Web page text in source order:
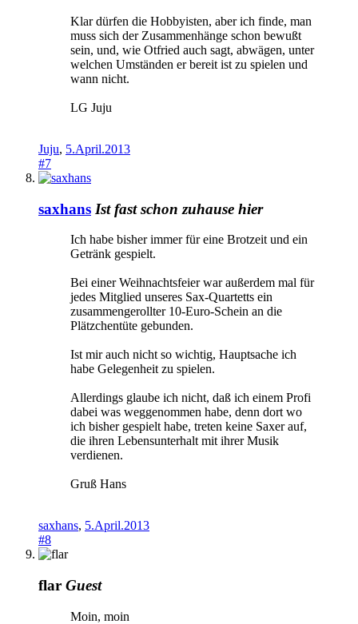
Klar dürfen die Hobbyisten, aber ich finde, man
muss sich der Zusammenhänge schon bewußt
sein, und, wie Otfried auch sagt, abwägen, unter
welchen Umständen er bereit ist zu spielen und
wann nicht.
LG Juju
Juju, 5.April.2013
#7
saxhans Ist fast schon zuhause hier
Ich habe bisher immer für eine Brotzeit und ein
Getränk gespielt.
Bei einer Weihnachtsfeier war außerdem mal für
jedes Mitglied unseres Sax-Quartetts ein
zusammengerollter 10-Euro-Schein an die
Plätzchentüte gebunden.
Ist mir auch nicht so wichtig, Hauptsache ich
habe Gelegenheit zu spielen.
Allerdings glaube ich nicht, daß ich einem Profi
dabei was weggenommen habe, denn dort wo
ich bisher gespielt habe, treten keine Saxer auf,
die ihren Lebensunterhalt mit ihrer Musik
verdienen.
Gruß Hans
saxhans, 5.April.2013
#8
flar Guest
Moin, moin